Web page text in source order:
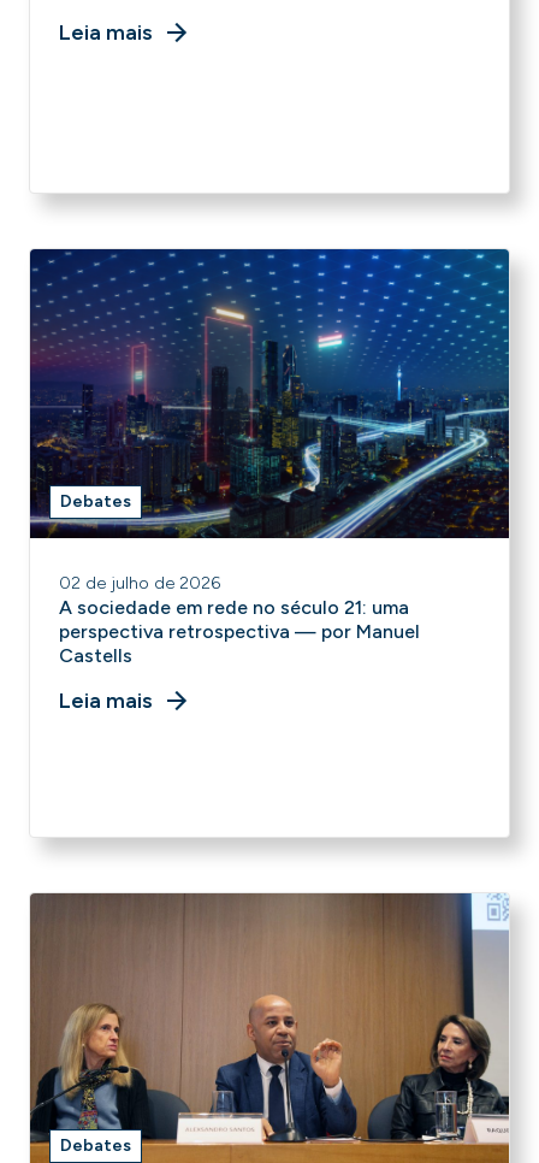
Leia mais
Debates
02 de julho de 2026
A sociedade em rede no século 21: uma
perspectiva retrospectiva — por Manuel
Castells
Leia mais
Debates